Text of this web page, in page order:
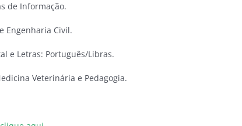
de Informação.
Engenharia Civil.
e Letras: Português/Libras.
Veterinária e Pedagogia.